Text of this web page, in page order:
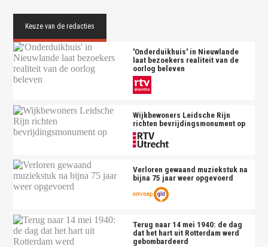
'Onderduikhuis' in Nieuwlande
laat bezoekers realiteit van de
oorlog beleven
Wijkbewoners Leidsche Rijn
richten bevrijdingsmonument op
Verloren gewaand muziekstuk na
bijna 75 jaar weer opgevoerd
Terug naar 14 mei 1940: de dag
dat het hart uit Rotterdam werd
gebombardeerd